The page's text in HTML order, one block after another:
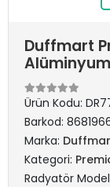
Duffmart
Ürün Kodu:
Barkod:
Marka:
Kategori:
Radyatör